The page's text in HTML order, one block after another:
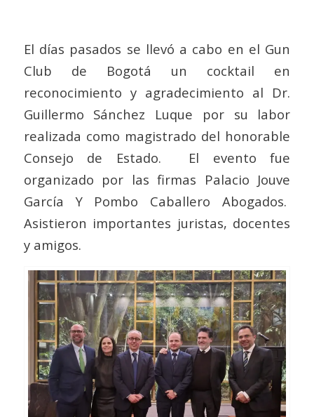
El días pasados se llevó a cabo en el Gun
Club de Bogotá un cocktail en
reconocimiento y agradecimiento al Dr.
Guillermo Sánchez Luque por su labor
realizada como magistrado del honorable
Consejo de Estado. El evento fue
organizado por las firmas Palacio Jouve
García Y Pombo Caballero Abogados.
Asistieron importantes juristas, docentes
y amigos.